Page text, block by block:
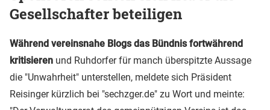
Gesellschafter beteiligen
Während vereinsnahe Blogs das Bündnis fortwährend
kritisieren und Ruhdorfer für manch überspitzte Aussage
die "Unwahrheit" unterstellen, meldete sich Präsident
Reisinger kürzlich bei "sechzger.de" zu Wort und meinte: